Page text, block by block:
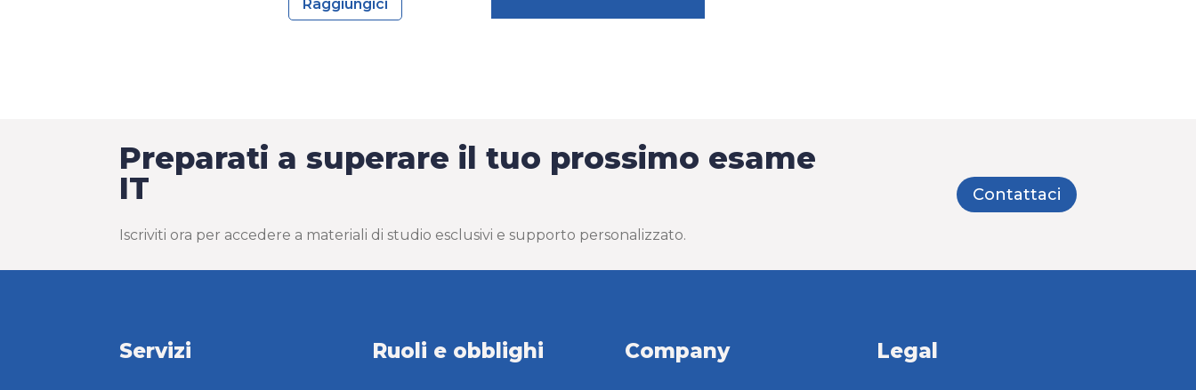
Raggiungici
Preparati a superare il tuo prossimo esame
IT
Iscriviti ora per accedere a materiali di studio esclusivi e supporto personalizzato.
Contattaci
Servizi Ruoli e obblighi Company Legal